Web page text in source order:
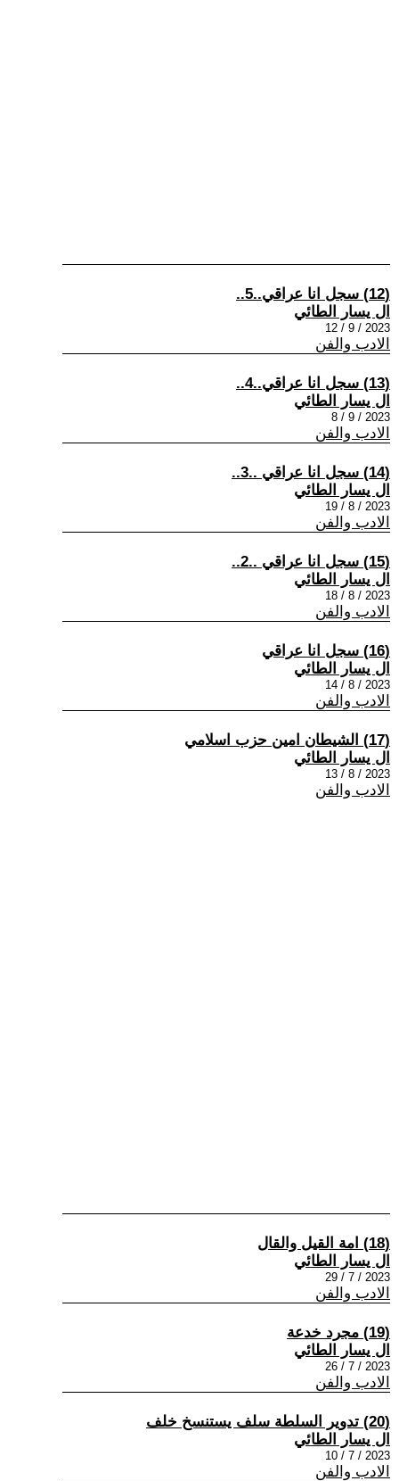
(12) سجل انا عراقي..5..
ال يسار الطائي
2023 / 9 / 12
الادب والفن
(13) سجل انا عراقي..4..
ال يسار الطائي
2023 / 9 / 8
الادب والفن
(14) سجل انا عراقي ..3..
ال يسار الطائي
2023 / 8 / 19
الادب والفن
(15) سجل انا عراقي ..2..
ال يسار الطائي
2023 / 8 / 18
الادب والفن
(16) سجل انا عراقي
ال يسار الطائي
2023 / 8 / 14
الادب والفن
(17) الشيطان امين حزب اسلامي
ال يسار الطائي
2023 / 8 / 13
الادب والفن
(18) امة القيل والقال
ال يسار الطائي
2023 / 7 / 29
الادب والفن
(19) مجرد خدعة
ال يسار الطائي
2023 / 7 / 26
الادب والفن
(20) تدوير السلطة سلف يستنسخ خلف
ال يسار الطائي
2023 / 7 / 10
الادب والفن